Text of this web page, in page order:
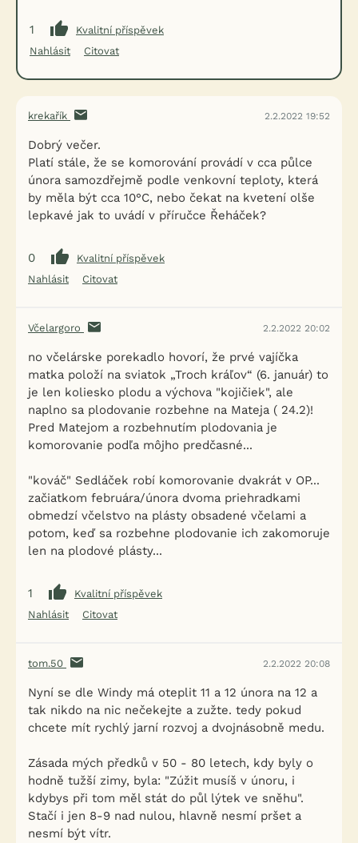
1
Kvalitní příspěvek
Nahlásit
Citovat
krekařík 2.2.2022 19:52
Dobrý večer.
Platí stále, že se komorování provádí v cca půlce
února samozdřejmě podle venkovní teploty, která
by měla být cca 10°C, nebo čekat na kvetení olše
lepkavé jak to uvádí v příručce Řeháček?
0
Kvalitní příspěvek
Nahlásit
Citovat
Včelargoro 2.2.2022 20:02
no včelárske porekadlo hovorí, že prvé vajíčka
matka položí na sviatok „Troch kráľov“ (6. január) to
je len koliesko plodu a výchova "kojičiek", ale
naplno sa plodovanie rozbehne na Mateja ( 24.2)!
Pred Matejom a rozbehnutím plodovania je
komorovanie podľa môjho predčasné...
"kováč" Sedláček robí komorovanie dvakrát v OP...
začiatkom februára/února dvoma priehradkami
obmedzí včelstvo na plásty obsadené včelami a
potom, keď sa rozbehne plodovanie ich zakomoruje
len na plodové plásty...
1
Kvalitní příspěvek
Nahlásit
Citovat
tom.50 2.2.2022 20:08
Nyní se dle Windy má oteplit 11 a 12 února na 12 a
tak nikdo na nic nečekejte a zužte. tedy pokud
chcete mít rychlý jarní rozvoj a dvojnásobně medu.
Zásada mých předků v 50 - 80 letech, kdy byly o
hodně tužší zimy, byla: "Zúžit musíš v únoru, i
kdybys při tom měl stát do půl lýtek ve sněhu".
Stačí i jen 8-9 nad nulou, hlavně nesmí pršet a
nesmí být vítr.